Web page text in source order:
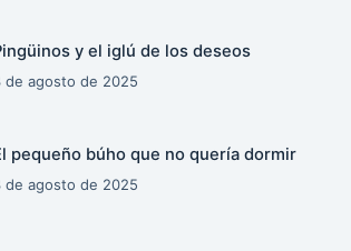
y el iglú de los deseos
de agosto de 2025
pequeño búho que no quería dormir
de agosto de 2025